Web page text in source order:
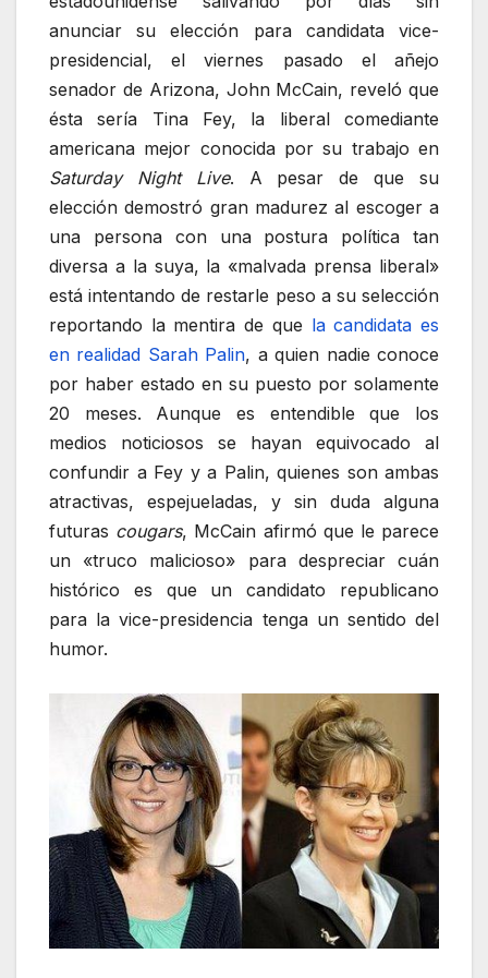
anunciar su elección para candidata vice-
presidencial, el viernes pasado el añejo
senador de Arizona, John McCain, reveló que
ésta sería Tina Fey, la liberal comediante
americana mejor conocida por su trabajo en
Saturday Night Live. A pesar de que su
elección demostró gran madurez al escoger a
una persona con una postura política tan
diversa a la suya, la «malvada prensa liberal»
está intentando de restarle peso a su selección
reportando la mentira de que la candidata es
en realidad Sarah Palin, a quien nadie conoce
por haber estado en su puesto por solamente
20 meses. Aunque es entendible que los
medios noticiosos se hayan equivocado al
confundir a Fey y a Palin, quienes son ambas
atractivas, espejueladas, y sin duda alguna
futuras cougars, McCain afirmó que le parece
un «truco malicioso» para despreciar cuán
histórico es que un candidato republicano
para la vice-presidencia tenga un sentido del
humor.